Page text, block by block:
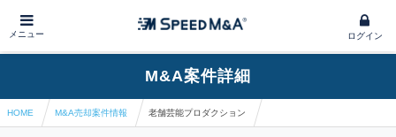
メニュー ログイン
M&A案件詳細
HOME M&A売却案件情報 老舗芸能プロダクション